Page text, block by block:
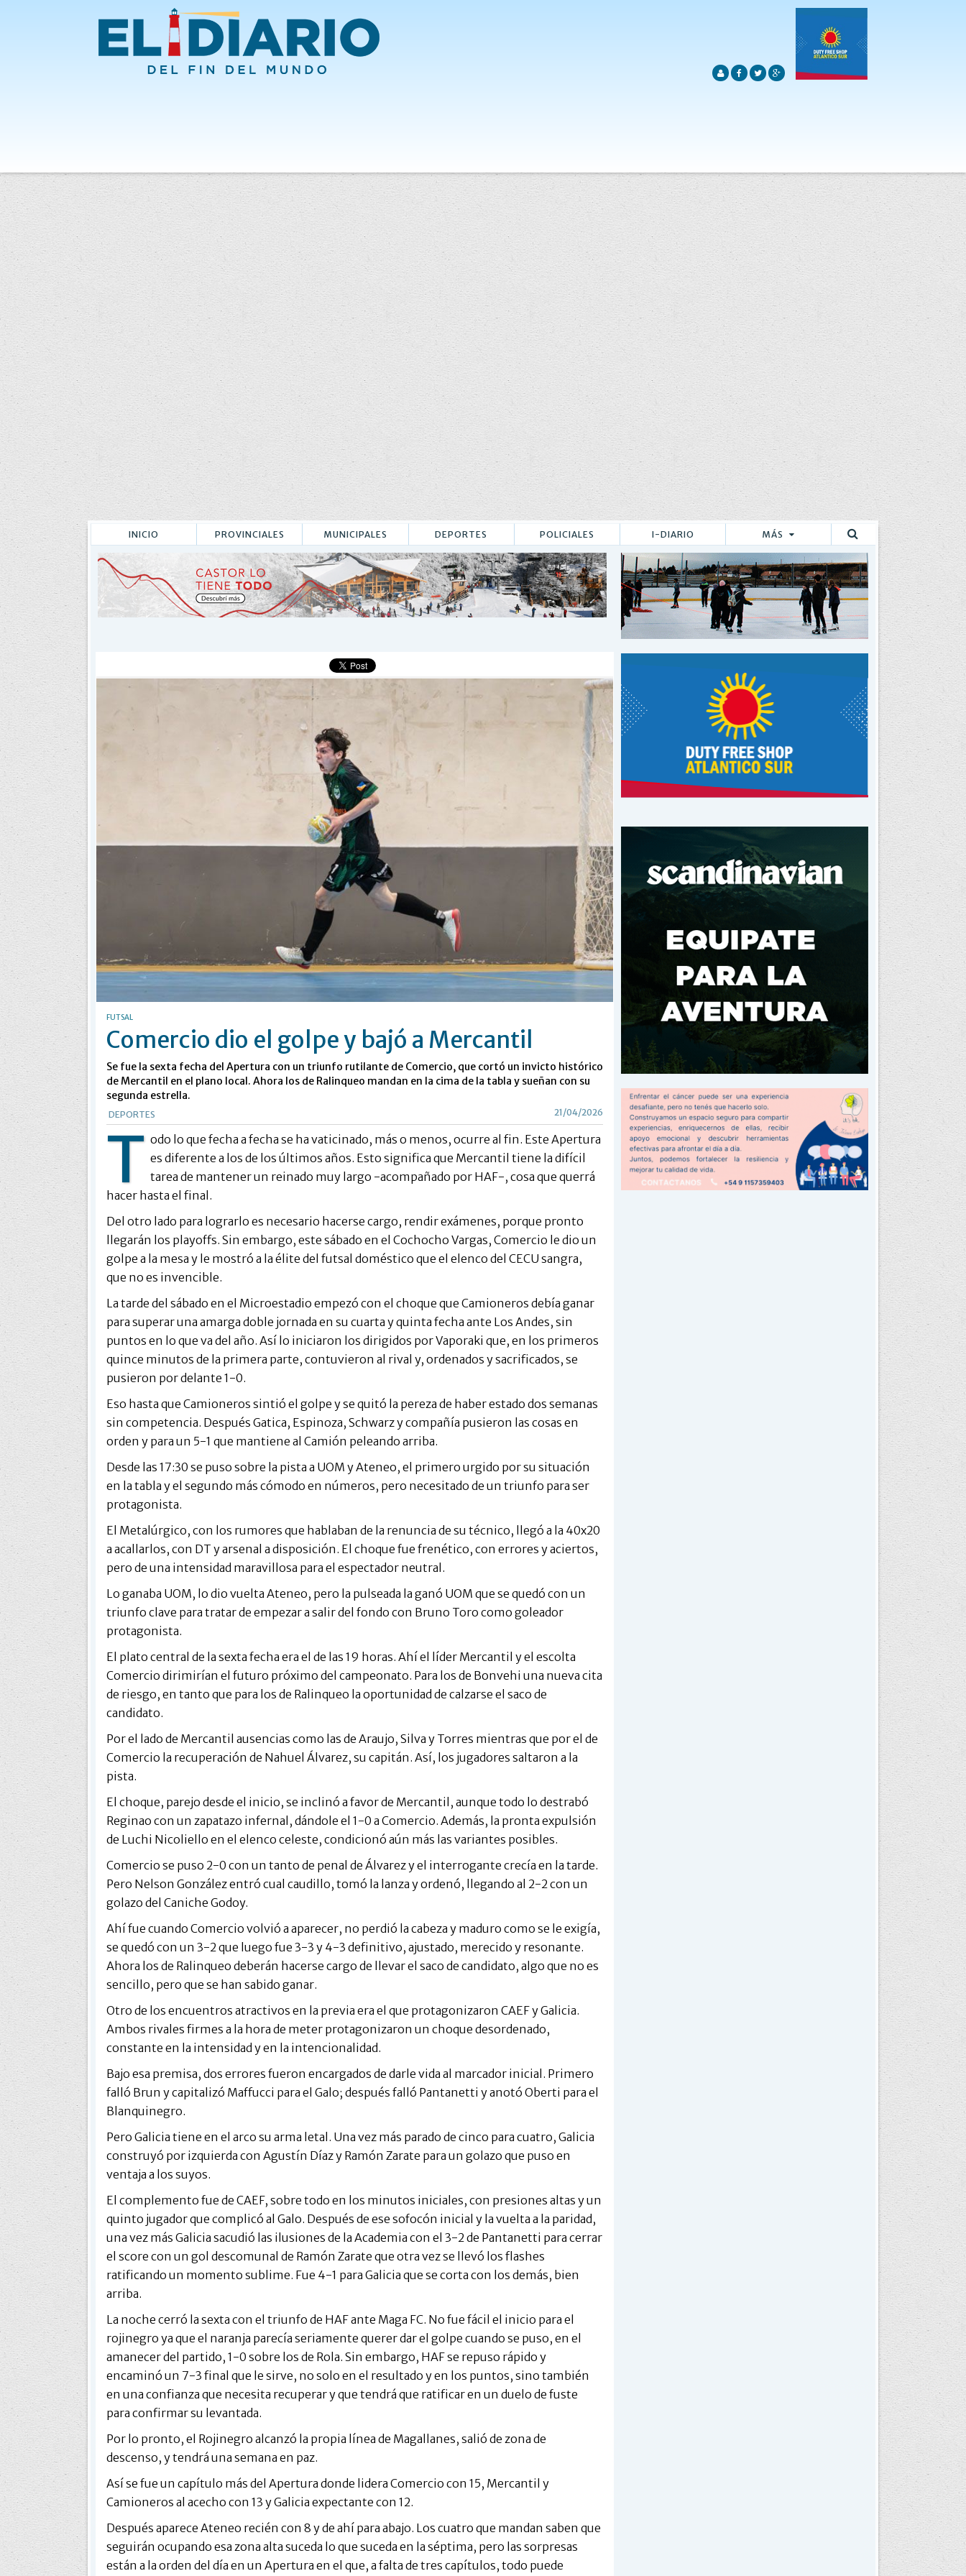
INICIO PROVINCIALES MUNICIPALES DEPORTES POLICIALES I-DIARIO MÁS
Buscar
FUTSAL
Comercio dio el golpe y bajó a Mercantil
Se fue la sexta fecha del Apertura con un triunfo rutilante de Comercio, que cortó un invicto histórico
de Mercantil en el plano local. Ahora los de Ralinqueo mandan en la cima de la tabla y sueñan con su
segunda estrella.
DEPORTES 21/04/2026
T odo lo que fecha a fecha se ha vaticinado, más o menos, ocurre al fin. Este Apertura
es diferente a los de los últimos años. Esto significa que Mercantil tiene la difícil
tarea de mantener un reinado muy largo -acompañado por HAF-, cosa que querrá
hacer hasta el final.
Del otro lado para lograrlo es necesario hacerse cargo, rendir exámenes, porque pronto
llegarán los playoffs. Sin embargo, este sábado en el Cochocho Vargas, Comercio le dio un
golpe a la mesa y le mostró a la élite del futsal doméstico que el elenco del CECU sangra,
que no es invencible.
La tarde del sábado en el Microestadio empezó con el choque que Camioneros debía ganar
para superar una amarga doble jornada en su cuarta y quinta fecha ante Los Andes, sin
puntos en lo que va del año. Así lo iniciaron los dirigidos por Vaporaki que, en los primeros
quince minutos de la primera parte, contuvieron al rival y, ordenados y sacrificados, se
pusieron por delante 1-0.
Eso hasta que Camioneros sintió el golpe y se quitó la pereza de haber estado dos semanas
sin competencia. Después Gatica, Espinoza, Schwarz y compañía pusieron las cosas en
orden y para un 5-1 que mantiene al Camión peleando arriba.
Desde las 17:30 se puso sobre la pista a UOM y Ateneo, el primero urgido por su situación
en la tabla y el segundo más cómodo en números, pero necesitado de un triunfo para ser
protagonista.
El Metalúrgico, con los rumores que hablaban de la renuncia de su técnico, llegó a la 40x20
a acallarlos, con DT y arsenal a disposición. El choque fue frenético, con errores y aciertos,
pero de una intensidad maravillosa para el espectador neutral.
Lo ganaba UOM, lo dio vuelta Ateneo, pero la pulseada la ganó UOM que se quedó con un
triunfo clave para tratar de empezar a salir del fondo con Bruno Toro como goleador
protagonista.
El plato central de la sexta fecha era el de las 19 horas. Ahí el líder Mercantil y el escolta
Comercio dirimirían el futuro próximo del campeonato. Para los de Bonvehi una nueva cita
de riesgo, en tanto que para los de Ralinqueo la oportunidad de calzarse el saco de
candidato.
Por el lado de Mercantil ausencias como las de Araujo, Silva y Torres mientras que por el de
Comercio la recuperación de Nahuel Álvarez, su capitán. Así, los jugadores saltaron a la
pista.
El choque, parejo desde el inicio, se inclinó a favor de Mercantil, aunque todo lo destrabó
Reginao con un zapatazo infernal, dándole el 1-0 a Comercio. Además, la pronta expulsión
de Luchi Nicoliello en el elenco celeste, condicionó aún más las variantes posibles.
Comercio se puso 2-0 con un tanto de penal de Álvarez y el interrogante crecía en la tarde.
Pero Nelson González entró cual caudillo, tomó la lanza y ordenó, llegando al 2-2 con un
golazo del Caniche Godoy.
Ahí fue cuando Comercio volvió a aparecer, no perdió la cabeza y maduro como se le exigía,
se quedó con un 3-2 que luego fue 3-3 y 4-3 definitivo, ajustado, merecido y resonante.
Ahora los de Ralinqueo deberán hacerse cargo de llevar el saco de candidato, algo que no es
sencillo, pero que se han sabido ganar.
Otro de los encuentros atractivos en la previa era el que protagonizaron CAEF y Galicia.
Ambos rivales firmes a la hora de meter protagonizaron un choque desordenado,
constante en la intensidad y en la intencionalidad.
Bajo esa premisa, dos errores fueron encargados de darle vida al marcador inicial. Primero
falló Brun y capitalizó Maffucci para el Galo; después falló Pantanetti y anotó Oberti para el
Blanquinegro.
Pero Galicia tiene en el arco su arma letal. Una vez más parado de cinco para cuatro, Galicia
construyó por izquierda con Agustín Díaz y Ramón Zarate para un golazo que puso en
ventaja a los suyos.
El complemento fue de CAEF, sobre todo en los minutos iniciales, con presiones altas y un
quinto jugador que complicó al Galo. Después de ese sofocón inicial y la vuelta a la paridad,
una vez más Galicia sacudió las ilusiones de la Academia con el 3-2 de Pantanetti para cerrar
el score con un gol descomunal de Ramón Zarate que otra vez se llevó los flashes
ratificando un momento sublime. Fue 4-1 para Galicia que se corta con los demás, bien
arriba.
La noche cerró la sexta con el triunfo de HAF ante Maga FC. No fue fácil el inicio para el
rojinegro ya que el naranja parecía seriamente querer dar el golpe cuando se puso, en el
amanecer del partido, 1-0 sobre los de Rola. Sin embargo, HAF se repuso rápido y
encaminó un 7-3 final que le sirve, no solo en el resultado y en los puntos, sino también
en una confianza que necesita recuperar y que tendrá que ratificar en un duelo de fuste
para confirmar su levantada.
Por lo pronto, el Rojinegro alcanzó la propia línea de Magallanes, salió de zona de
descenso, y tendrá una semana en paz.
Así se fue un capítulo más del Apertura donde lidera Comercio con 15, Mercantil y
Camioneros al acecho con 13 y Galicia expectante con 12.
Después aparece Ateneo recién con 8 y de ahí para abajo. Los cuatro que mandan saben que
seguirán ocupando esa zona alta suceda lo que suceda en la séptima, pero las sorpresas
están a la orden del día en un Apertura en el que, a falta de tres capítulos, todo puede